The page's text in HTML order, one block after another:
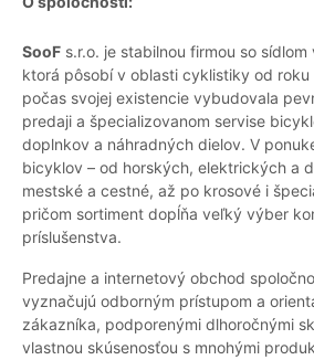
SooF s.r.o. je stabilnou firmou so
ktorá pôsobí v oblasti cyklistiky od roku
počas svojej existencie vybudovala
predaji a špecializovanom servise
doplnkov a náhradných dielov. V
bicyklov – od horských, elektrických a
mestské a cestné, až po krosové i
pričom sortiment dopĺňa veľký výber
príslušenstva.
Predajne a internetový obchod
vyznačujú odborným prístupom a
zákazníka, podporenými dlhoročnými
vlastnou skúsenosťou s mnohými